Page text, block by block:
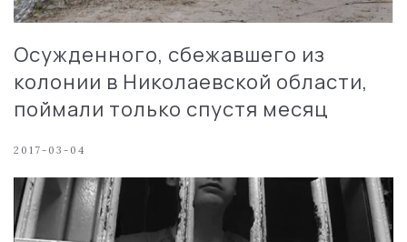
Осужденного, сбежавшего из
колонии в Николаевской области,
поймали только спустя месяц
2017-03-04